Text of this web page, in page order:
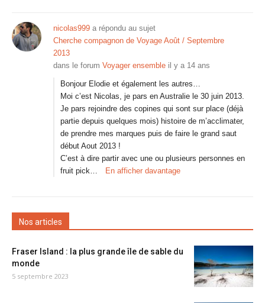
nicolas999 a répondu au sujet
Cherche compagnon de Voyage Août / Septembre
2013
dans le forum Voyager ensemble il y a 14 ans
Bonjour Elodie et également les autres…
Moi c’est Nicolas, je pars en Australie le 30 juin 2013.
Je pars rejoindre des copines qui sont sur place (déjà
partie depuis quelques mois) histoire de m’acclimater,
de prendre mes marques puis de faire le grand saut
début Aout 2013 !
C’est à dire partir avec une ou plusieurs personnes en
fruit pick…
En afficher davantage
Nos articles
Fraser Island : la plus grande île de sable du
monde
5 septembre 2023